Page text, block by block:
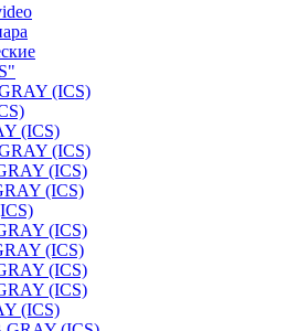
(ICS)
(ICS)
(ICS)
(ICS)
(ICS)
(ICS)
(ICS)
(ICS)
(ICS)
(ICS)